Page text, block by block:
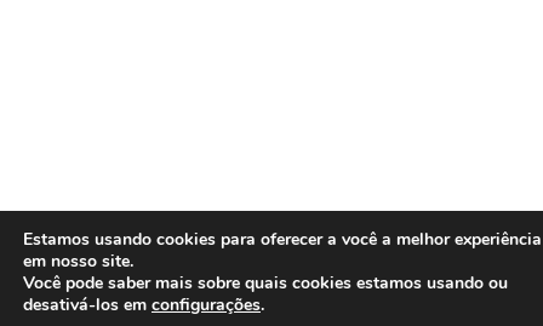
Estamos usando cookies para oferecer a você a melhor experiência
em nosso site.
Você pode saber mais sobre quais cookies estamos usando ou
desativá-los em configurações.